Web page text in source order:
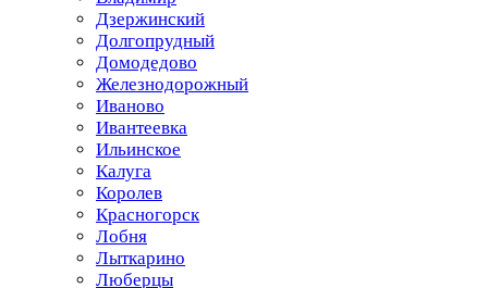
Дзержинский
Долгопрудный
Домодедово
Железнодорожный
Иваново
Ивантеевка
Ильинское
Калуга
Королев
Красногорск
Лобня
Лыткарино
Люберцы